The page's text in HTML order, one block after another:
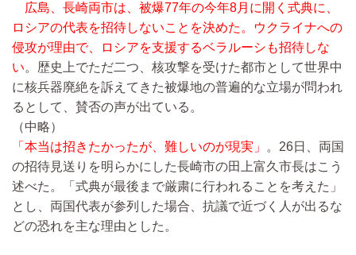
広島、長崎両市は、被爆77年の今年8月に開く式典に、
ロシアの代表を招待しないことを決めた。ウクライナへの
侵攻が理由で、ロシアを支援するベラルーシも招待しな
い。歴史上でただ二つ、核攻撃を受けた都市として世界中
に核兵器廃絶を訴えてきた被爆地の普遍的な立場が問われ
るとして、賛否の声が出ている。
（中略）
「本当は招きたかったが、難しいのが現実」
。26日、両国
の招待見送りを明らかにした長崎市の田上富久市長はこう
述べた。「式典が最後まで厳粛に行われることを考えた」
とし、両国代表が参列した場合、抗議で近づく人が出るな
どの恐れを主な理由とした。